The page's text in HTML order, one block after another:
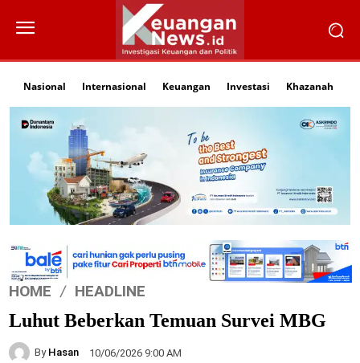
Nasional Internasional Keuangan Investasi Khazanah
HOME HEADLINE
Luhut Beberkan Temuan Survei MBG
By Hasan 10/06/2026 9:00 AM